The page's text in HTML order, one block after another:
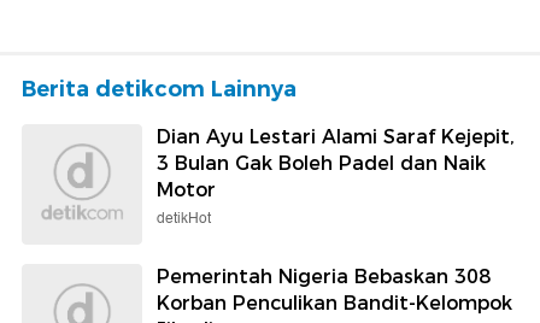
Berita detikcom Lainnya
Dian Ayu Lestari Alami Saraf Kejepit,
3 Bulan Gak Boleh Padel dan Naik
Motor
detikHot
Pemerintah Nigeria Bebaskan 308
Korban Penculikan Bandit-Kelompok